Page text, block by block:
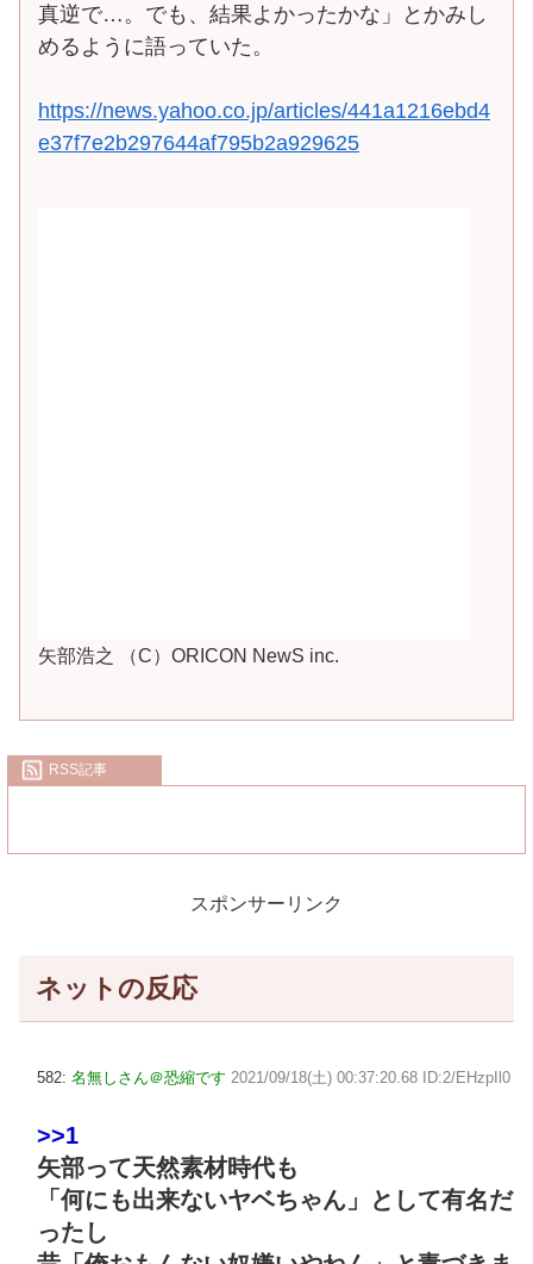
真逆で…。でも、結果よかったかな」とかみし
めるように語っていた。
https://news.yahoo.co.jp/articles/441a1216ebd4
e37f7e2b297644af795b2a929625
矢部浩之 （C）ORICON NewS inc.
RSS記事
スポンサーリンク
ネットの反応
582: 名無しさん＠恐縮です 2021/09/18(土) 00:37:20.68 ID:2/EHzpIl0
>>1
矢部って天然素材時代も
「何にも出来ないヤベちゃん」として有名だ
ったし